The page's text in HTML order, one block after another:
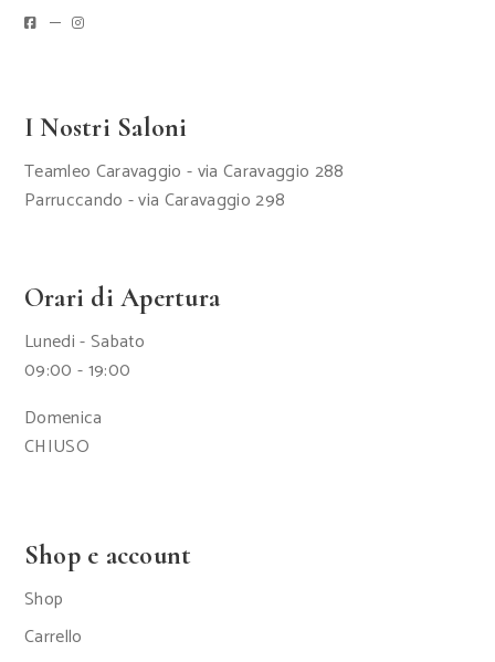
I Nostri Saloni
Teamleo Caravaggio - via Caravaggio 288
Parruccando - via Caravaggio 298
Orari di Apertura
Lunedi - Sabato
09:00 - 19:00
Domenica
CHIUSO
Shop e account
Shop
Carrello